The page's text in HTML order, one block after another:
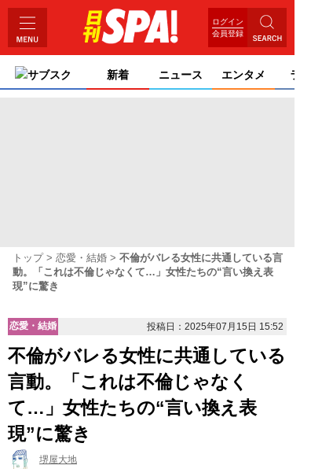
ログイン
会員登録
サブスク 新着 ニュース エンタメ ライ
トップ 恋愛・結婚
不倫がバレる女性に共通している言
動。「これは不倫じゃなくて…」女性たちの“言い換え表
現”に驚き
恋愛・結婚 投稿日：2025年07月15日 15:52
不倫がバレる女性に共通している
言動。「これは不倫じゃなく
て…」女性たちの“言い換え表
現”に驚き
堺屋大地